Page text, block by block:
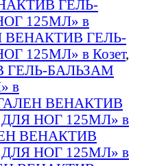
ГЕЛЬ-
125МЛ» в
ВЕНАКТИВ ГЕЛЬ-
125МЛ» в Козет,
ГЕЛЬ-БАЛЬЗАМ
в
ВЕНАКТИВ
НОГ 125МЛ» в
ВЕНАКТИВ
НОГ 125МЛ» в